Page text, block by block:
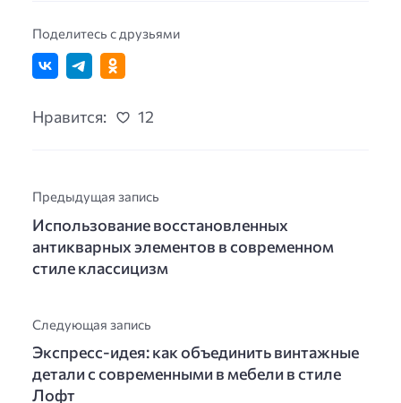
Поделитесь с друзьями
Нравится: 12
Предыдущая запись
Использование восстановленных
антикварных элементов в современном
стиле классицизм
Следующая запись
Экспресс-идея: как объединить винтажные
детали с современными в мебели в стиле
Лофт